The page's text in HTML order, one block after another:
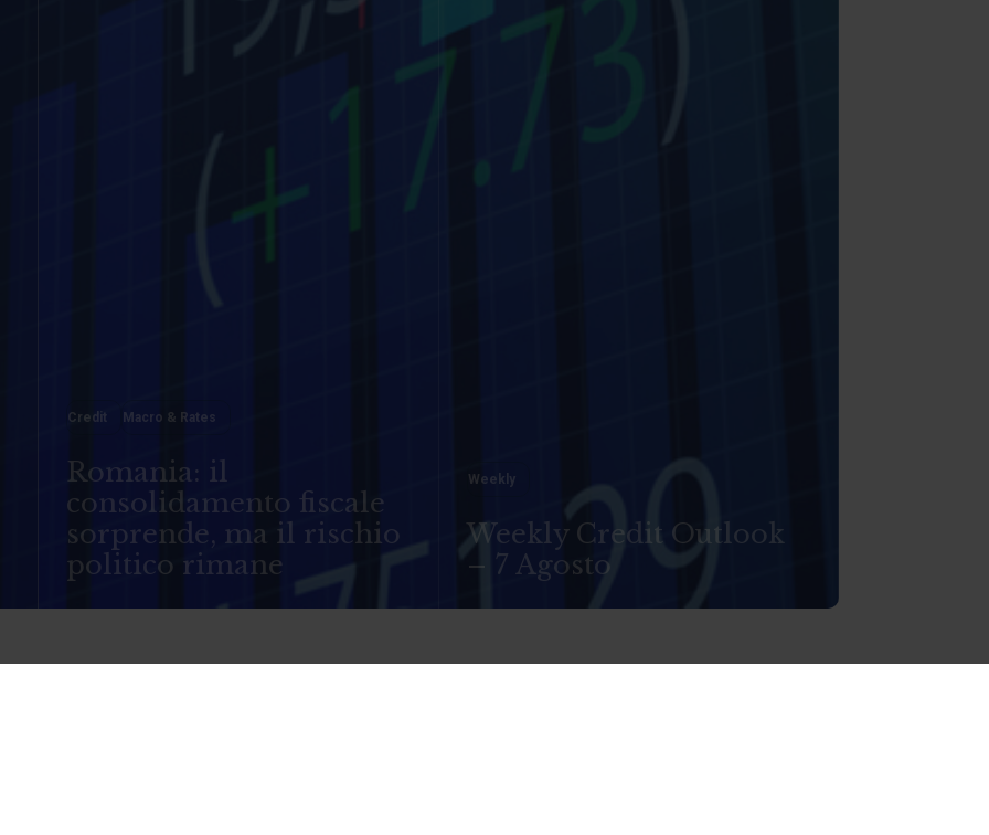
Credit Macro & Rates
Romania: il
consolidamento fiscale
sorprende, ma il rischio
politico rimane
Weekly
Weekly Credit Outlook
– 7 Agosto